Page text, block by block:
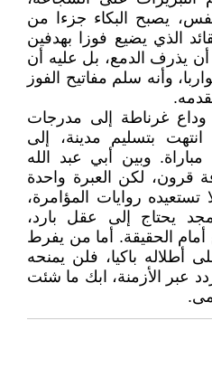
يصبح البكاء جزءا من
الذي يضيع فوزا بهدفين
أن يذرف الدمع، بل عليه أن
وأنه سلم مفاتيح الفوز
وداع غرناطة إلى مدرجات
بتسليم مدينة، إلى
وبين أبي عبد الله
لكن العبرة واحدة
روايات المؤامرة،
يحتاج إلى عقل بارد،
الحقيقة. أما من يفرط
باكيا، فلن يمنحه
عبر الأزمنة، ابك ما شئت